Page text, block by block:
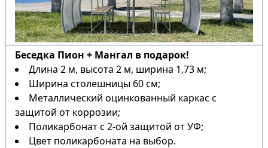
Беседка Пион + Мангал в подарок!
Длина 2 м, высота 2 м, ширина 1,73 м;
Ширина столешницы 60 см;
Металлический оцинкованный каркас с
защитой от коррозии;
Поликарбонат с 2-ой защитой от УФ;
Цвет поликарбоната на выбор.